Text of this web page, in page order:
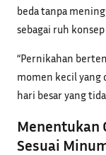
beda tanpa
sebagai ruh konsep
“Pernikahan
momen kecil yang
hari besar yang
Menentukan
Sesuai